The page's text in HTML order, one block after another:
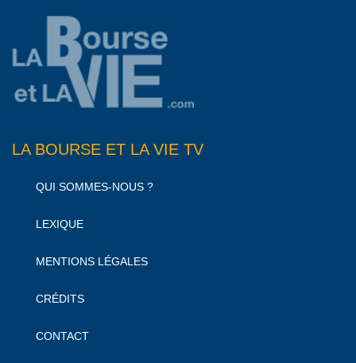
LA BOURSE ET LA VIE TV
QUI SOMMES-NOUS ?
LEXIQUE
MENTIONS LÉGALES
CRÉDITS
CONTACT